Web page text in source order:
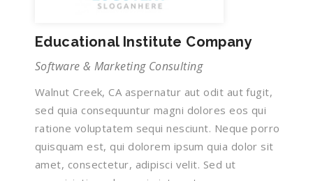
Educational Institute Company
Software & Marketing Consulting
Walnut Creek, CA aspernatur aut odit aut fugit,
sed quia consequuntur magni dolores eos qui
ratione voluptatem sequi nesciunt. Neque porro
quisquam est, qui dolorem ipsum quia dolor sit
amet, consectetur, adipisci velit. Sed ut